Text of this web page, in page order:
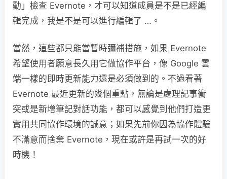
動」檢查 Evernote，才可以知道成員是不是已經編
輯完成，我是不是可以進行編輯了 …。
當然，這些都只能當暫時彌補措施，如果 Evernote
希望使用者願意長久用它做協作平台，像 Google 雲
端一樣的即時更新能力還是必須做到的。不過看著
Evernote 最近更新的幾個重點，無論是處理記事衝
突或是新增筆記對話功能，都可以感覺到他們打造更
實用共同協作環境的誠意；如果先前你因為協作體驗
不滿意而捨棄 Evernote，現在或許是再試一次的好
時機！